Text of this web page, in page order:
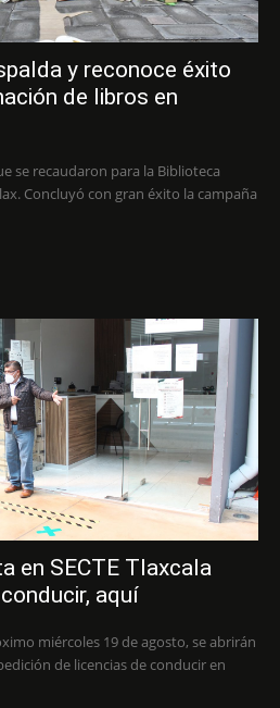
y reconoce éxito
de libros en
se recaudaron para la Biblioteca
en SECTE Tlaxcala
aquí
miércoles 19 de agosto, se abrirán
de licencias de conducir en